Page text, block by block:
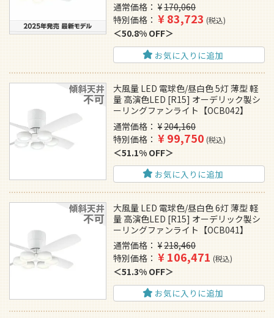
通常価格 ¥170,060
特別価格
¥83,723 税込
50.8% OFF
お気に入りに追加
大風量 LED 電球色/昼白色 5灯 薄型 軽
量 高演色LED [R15] オーデリック製シ
ーリングファンライト【OCB042】
通常価格
¥204,160
特別価格
¥99,750 税込
51.1% OFF
お気に入りに追加
大風量 LED 電球色/昼白色 6灯 薄型 軽
量 高演色LED [R15] オーデリック製シ
ーリングファンライト【OCB041】
通常価格
¥218,460
特別価格
¥106,471 税込
51.3% OFF
お気に入りに追加